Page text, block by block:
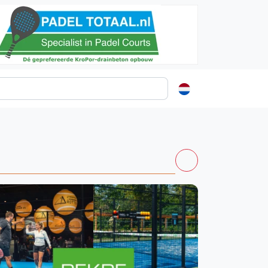
Kortingscode: PADELGIDS10 Vanaf €250